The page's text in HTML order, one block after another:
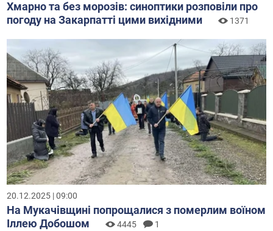
Хмарно та без морозів: синоптики розповіли про
погоду на Закарпатті цими вихідними
1371
20.12.2025 | 09:00
На Мукачівщині попрощалися з померлим воїном
Іллею Добошом
4445 1